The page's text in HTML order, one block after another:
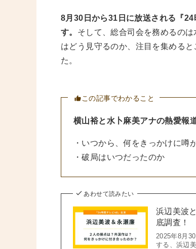
8月30日から31日に放送される『
す。 そして、総合司会を務めるの
はどう見守るのか、注目を集める
た。
この記事でわかること
横山裕と水卜麻美アナの熱愛報
・いつから、何をきっかけに噂
・破局はいつだったのか
あわせて読みたい
浜辺美波
底調査！
2025年8月
する、浜辺